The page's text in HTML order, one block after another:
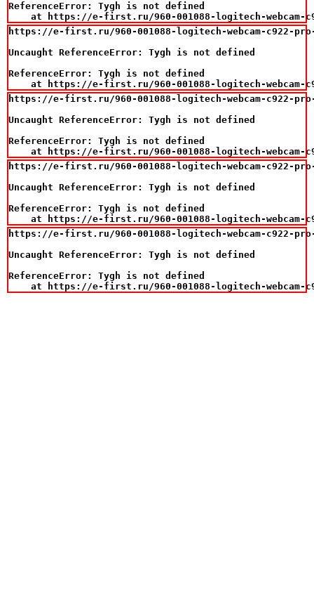
ReferenceError: Tygh is not defined
at https://e-first.ru/960-001088-logitech-
https://e-first.ru/960-001088-logitech-webcam-c922-
Uncaught ReferenceError: Tygh is not defined
ReferenceError: Tygh is not defined
at https://e-first.ru/960-001088-logitech-
https://e-first.ru/960-001088-logitech-webcam-c922-
Uncaught ReferenceError: Tygh is not defined
ReferenceError: Tygh is not defined
at https://e-first.ru/960-001088-logitech-
https://e-first.ru/960-001088-logitech-webcam-c922-
Uncaught ReferenceError: Tygh is not defined
ReferenceError: Tygh is not defined
at https://e-first.ru/960-001088-logitech-
https://e-first.ru/960-001088-logitech-webcam-c922-
Uncaught ReferenceError: Tygh is not defined
ReferenceError: Tygh is not defined
at https://e-first.ru/960-001088-logitech-